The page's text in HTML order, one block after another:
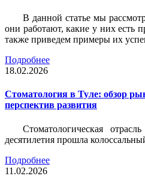
В данной статье мы
они работают, какие у них есть
также приведем примеры их
Подробнее
18.02.2026
Стоматология в Туле: обзор
перспектив развития
Стоматологическая
десятилетия прошла
Подробнее
11.02.2026